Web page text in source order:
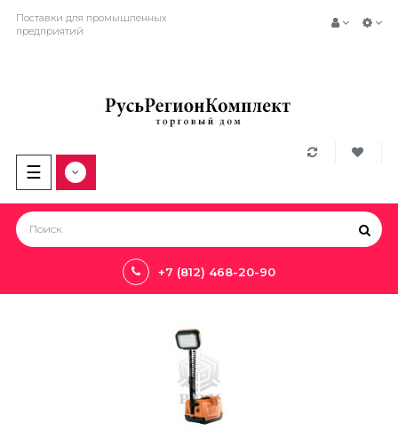
Поставки для промышленных
предприятий
Toggle
navigation
☰
+7 (812) 468-20-90